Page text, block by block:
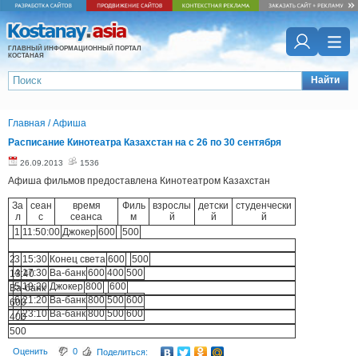
ГЛАВНЫЙ ИНФОРМАЦИОННЫЙ ПОРТАЛ
КОСТАНАЯ
Найти
Главная /Афиша
Расписание Кинотеатра Казахстан на с 26 по 30 сентября
26.09.2013 1536
Афиша фильмов предоставлена Кинотеатром Казахстан
За
л
сеан
с
время
сеанса
Филь
м
взрослы
й
детски
й
студенчески
й
1 11:50:00 Джокер 600 500
2
13:40
Ва-банк
600
400
500
3 15:30 Конец света 600
500
4 17:30 Ва-банк 600 400 500
5 19:20 Джокер 800
600
6 21:20 Ва-банк 800 500 600
7 23:10 Ва-банк 800 500 600
Оценить 0 Поделиться: